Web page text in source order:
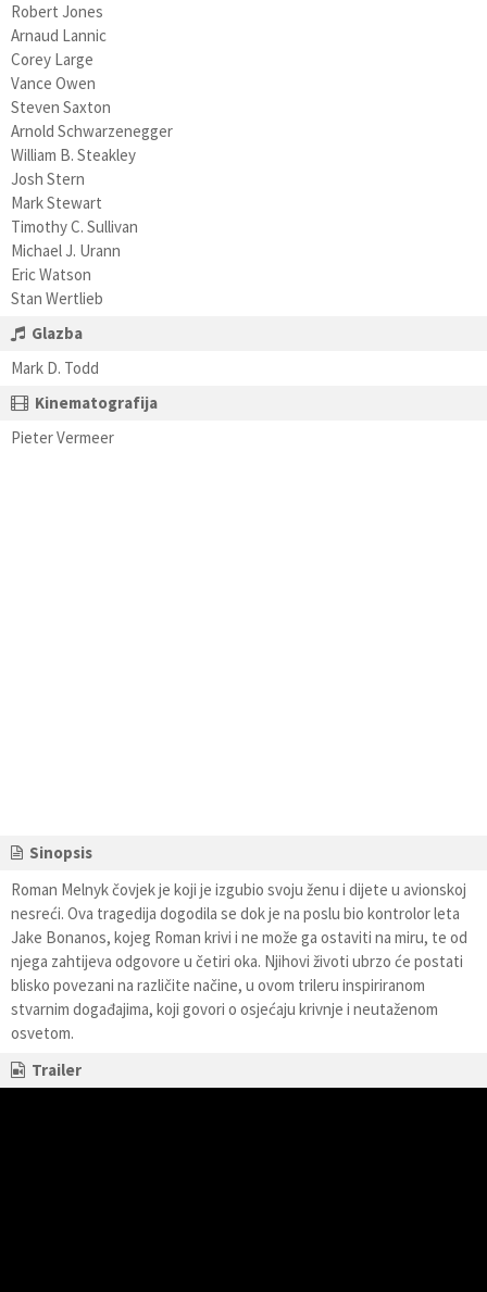
Robert Jones
Arnaud Lannic
Corey Large
Vance Owen
Steven Saxton
Arnold Schwarzenegger
William B. Steakley
Josh Stern
Mark Stewart
Timothy C. Sullivan
Michael J. Urann
Eric Watson
Stan Wertlieb
Glazba
Mark D. Todd
Kinematografija
Pieter Vermeer
Sinopsis
Roman Melnyk čovjek je koji je izgubio svoju ženu i dijete u avionskoj
nesreći. Ova tragedija dogodila se dok je na poslu bio kontrolor leta
Jake Bonanos, kojeg Roman krivi i ne može ga ostaviti na miru, te od
njega zahtijeva odgovore u četiri oka. Njihovi životi ubrzo će postati
blisko povezani na različite načine, u ovom trileru inspiriranom
stvarnim događajima, koji govori o osjećaju krivnje i neutaženom
osvetom.
Trailer